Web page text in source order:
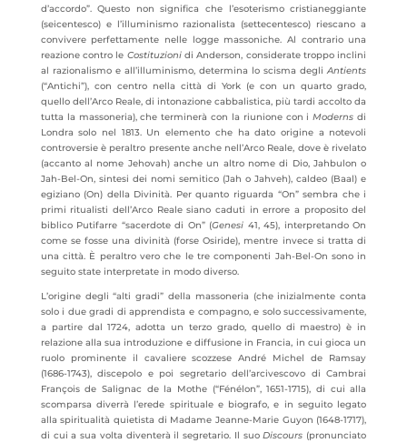
d’accordo”. Questo non significa che l’esoterismo cristianeggiante
(seicentesco) e l’illuminismo razionalista (settecentesco) riescano a
convivere perfettamente nelle logge massoniche. Al contrario una
reazione contro le Costituzionidi Anderson, considerate troppo inclini
al razionalismo e all’illuminismo, determina lo scisma degliAntients
(“Antichi”), con centro nella città di York (e con un quarto grado,
quello dell’Arco Reale, di intonazione cabbalistica, più tardi accolto da
tutta la massoneria), che terminerà con la riunione con iModerns di
Londra solo nel 1813. Un elemento che ha dato origine a notevoli
controversie è peraltro presente anche nell’Arco Reale, dove è rivelato
(accanto al nome Jehovah) anche un altro nome di Dio, Jahbulon o
Jah-Bel-On, sintesi dei nomi semitico (Jah o Jahveh), caldeo (Baal) e
egiziano (On) della Divinità. Per quanto riguarda “On” sembra che i
primi ritualisti dell’Arco Reale siano caduti in errore a proposito del
biblico Putifarre “sacerdote di On” (Genesi 41, 45), interpretando On
come se fosse una divinità (forse Osiride), mentre invece si tratta di
una città. È peraltro vero che le tre componenti Jah-Bel-On sono in
seguito state interpretate in modo diverso.
L’origine degli “alti gradi” della massoneria (che inizialmente conta
solo i due gradi di apprendista e compagno, e solo successivamente,
a partire dal 1724, adotta un terzo grado, quello di maestro) è in
relazione alla sua introduzione e diffusione in Francia, in cui gioca un
ruolo prominente il cavaliere scozzese André Michel de Ramsay
(1686-1743), discepolo e poi segretario dell’arcivescovo di Cambrai
François de Salignac de la Mothe (“Fénélon”, 1651-1715), di cui alla
scomparsa diverrà l’erede spirituale e biografo, e in seguito legato
alla spiritualità quietista di Madame Jeanne-Marie Guyon (1648-1717),
di cui a sua volta diventerà il segretario. Il suoDiscours (pronunciato